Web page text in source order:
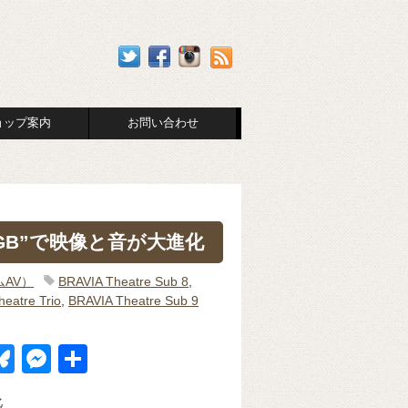
ップ案内 お問い合わせ
で映像と音が大進化
） BRAVIA Theatre Sub 8
Trio, BRAVIA Theatre Sub 9
Bl
M